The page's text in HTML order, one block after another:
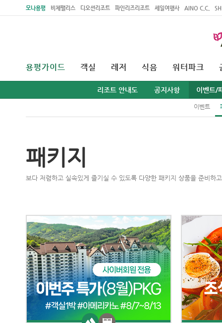
모나용평 비체팰리스 디오션리조트 파인리즈리조트 세일여행사 AINO C.C.
용평가이드
리조트 안내도 공지사항 이벤트/
이벤트
객실 레저 식음 워터파크
패키지
보다 저렴하고 실속있게 즐기실 수 있도록 다양한 패키지 상품을 준비하